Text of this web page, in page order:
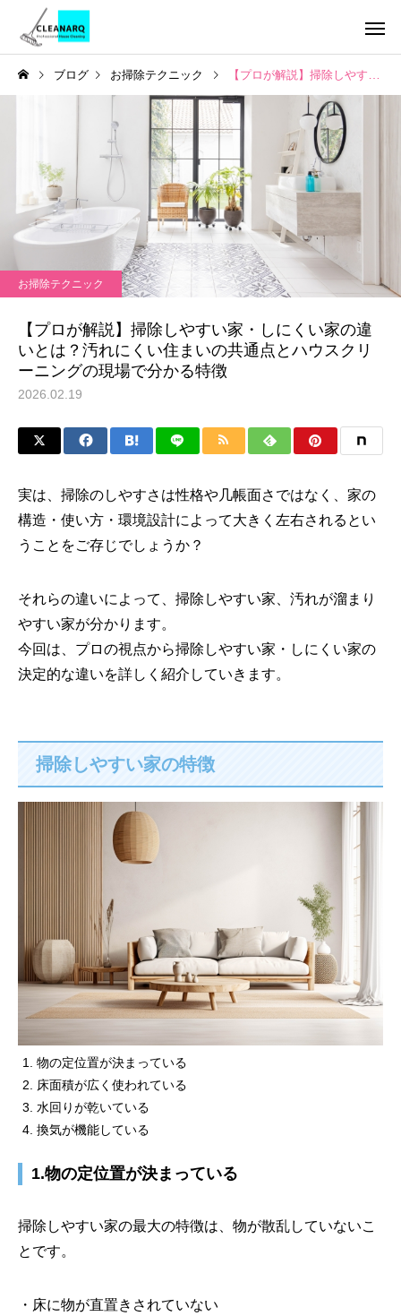
引っ越し前後まるごと
セット
チタンコー
レンジフードクリーニ
ング
ハウスクリーニング
年1回は必ず掃除したい場
所リスト10選｜放置すると
危険な家の汚れと家庭にあ
る道具でできる掃除方法
お掃除テクニック
水垢が洗剤で落ちない
の理由とは？ | 自宅で
る簡単掃除から頑固な
対策までご紹介！
ブログ お掃除テクニック 【プロが解説】掃除しやすい家・しにくい家の違いとは？汚れにくい住まいの共通点とハウスクリーニングの現場で分かる特徴
お掃除テクニック
【プロが解説】掃除しやすい家・しにくい家の違
いとは？汚れにくい住まいの共通点とハウスクリ
ーニングの現場で分かる特徴
2026.02.19
実は、掃除のしやすさは性格や几帳面さではなく、家の
構造・使い方・環境設計によって大きく左右されるとい
うことをご存じでしょうか？
それらの違いによって、掃除しやすい家、汚れが溜まり
やすい家が分かります。
今回は、プロの視点から掃除しやすい家・しにくい家の
決定的な違いを詳しく紹介していきます。
掃除しやすい家の特徴
物の定位置が決まっている
床面積が広く使われている
水回りが乾いている
換気が機能している
1.物の定位置が決まっている
掃除しやすい家の最大の特徴は、物が散乱していないこ
とです。
・床に物が直置きされていない